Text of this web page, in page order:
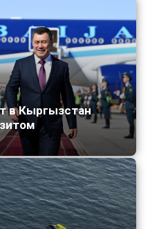
в Кыргызстан